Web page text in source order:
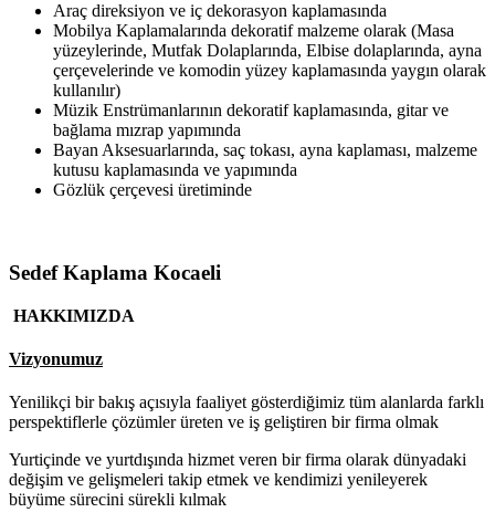
Araç direksiyon ve iç dekorasyon kaplamasında
Mobilya Kaplamalarında dekoratif malzeme olarak (Masa
yüzeylerinde, Mutfak Dolaplarında, Elbise dolaplarında, ayna
çerçevelerinde ve komodin yüzey kaplamasında yaygın olarak
kullanılır)
Müzik Enstrümanlarının dekoratif kaplamasında, gitar ve
bağlama mızrap yapımında
Bayan Aksesuarlarında, saç tokası, ayna kaplaması, malzeme
kutusu kaplamasında ve yapımında
Gözlük çerçevesi üretiminde
Sedef Kaplama Kocaeli
HAKKIMIZDA
Vizyonumuz
Yenilikçi bir bakış açısıyla faaliyet gösterdiğimiz tüm alanlarda farklı
perspektiflerle çözümler üreten ve iş geliştiren bir firma olmak
Yurtiçinde ve yurtdışında hizmet veren bir firma olarak dünyadaki
değişim ve gelişmeleri takip etmek ve kendimizi yenileyerek
büyüme sürecini sürekli kılmak